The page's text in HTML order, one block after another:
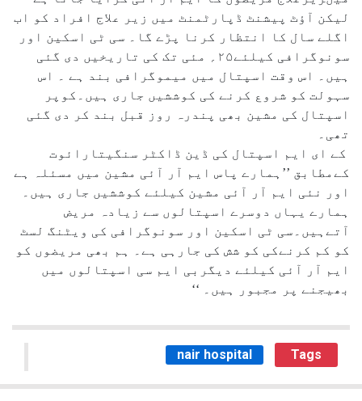
لیکن آؤٹ پیشنٹ ڈپارٹمنٹ میں زیر علاج افراد کو اب
اگلے سال کا انتظار کرنا پڑے گا۔ سی ٹی اسکین اور
سونوگرافی کیلئے۲۵؍ مئی تک کی تاریخیں دی گئی
ہیں۔ اس وقت اسپتال میں میموگرافی بند ہے ۔ اس
سہولت کو شروع کرنے کی کوششیں جاری ہیں۔کوپر
اسپتال کی مشین بھی پندرہ روز قبل بند کر دی گئی
تھی۔
کے ای ایم اسپتال کی ڈین ڈاکٹر سنگیتارائوت
کےمطابق ’’ہمارے پاس ایم آر آئی مشین میں مسئلہ ہے
اور نئی ایم آر آئی مشین کیلئے کوششیں جاری ہیں۔
ہمارے یہاں دوسرے اسپتالوں سے زیادہ مریض
آتےہیں۔سی ٹی اسکین اور سونوگرافی کی ویٹنگ لسٹ
کو کم کرنےکی کو شش کی جارہی ہے۔ ہم بھی مریضوں کو
ایم آر آئی کیلئے دیگربی ایم سی اسپتالوں میں
بھیجنے پر مجبور ہیں۔ ‘‘
nair hospital Tags